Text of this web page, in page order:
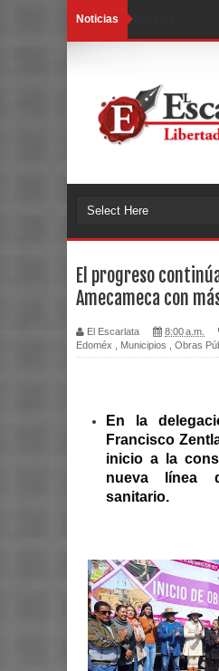
Noticias
El progreso
Amecameca con
El Escarlata 8:00 a.m.
Edoméx
Municipios Obras
En la
Francisco
inicio a la
nueva línea
sanitario.